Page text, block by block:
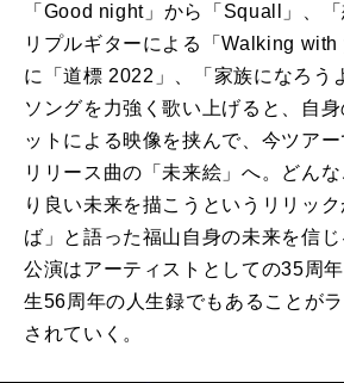
「Good night」から「Squall」、
リプルギターによる「Walking with
に「道標 2022」、「家族になろう
ソングを力強く歌い上げると、自
ットによる映像を挟んで、今ツア
リリース曲の「未来絵」へ。どん
り良い未来を描こうというリリッ
ば」と語った福山自身の未来を信
公演はアーティストとしての35周
生56周年の人生録でもあることが
されていく。